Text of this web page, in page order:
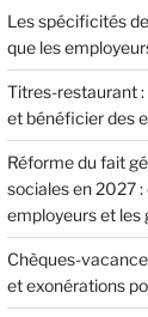
Les spécificités
que les
Titres-restaurant
et bénéficier des
Réforme du fait
sociales en 2027
employeurs et les
Chèques-
et exonérations